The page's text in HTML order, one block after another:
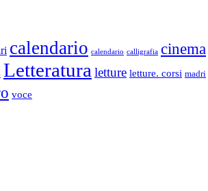
calendario calendario calligrafia cinema
Letteratura letture letture. corsi madri
voce